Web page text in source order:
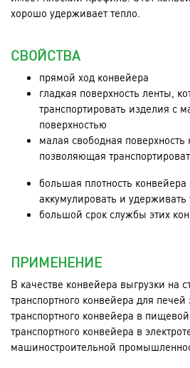
хорошо удерживает тепло.
СВОЙСТВА
прямой ход конвейера
гладкая поверхность ленты,
транспортировать изделия с
поверхностью
малая свободная поверхность
позволяющая
большая плотность
аккумулировать и удерживать
большой срок службы этих
ПРИМЕНЕНИЕ
В качестве конвейера выгрузки на
транспортного конвейера для печей
транспортного конвейера в
транспортного конвейера в
машиностроительной